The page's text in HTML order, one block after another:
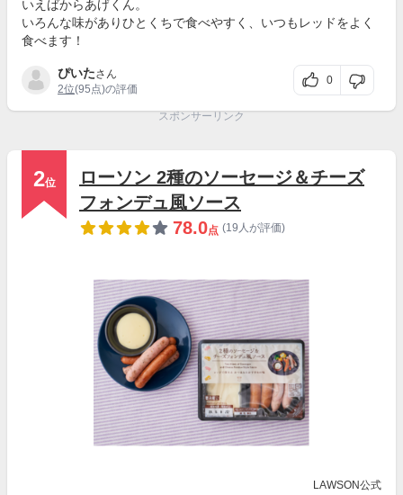
いえばからあげくん。
いろんな味がありひとくちで食べやすく、いつもレッドをよく
食べます！
ぴいたさん
2位(95点)の評価
0
スポンサーリンク
2位
ローソン 2種のソーセージ＆チーズ
フォンデュ風ソース
78.0点 (19人が評価)
LAWSON公式